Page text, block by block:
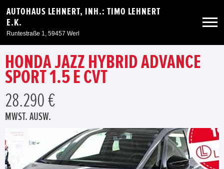
AUTOHAUS LEHNERT, INH.: TIMO LEHNERT
E.K.
Runtestraße 1, 59457 Werl
Neuwagen
Angebote
Service & Zubehör
HONDA JAZZ HYBRID ADVANCE
SPORT 1.5 E CVT
28.290 €
MWST. AUSW.